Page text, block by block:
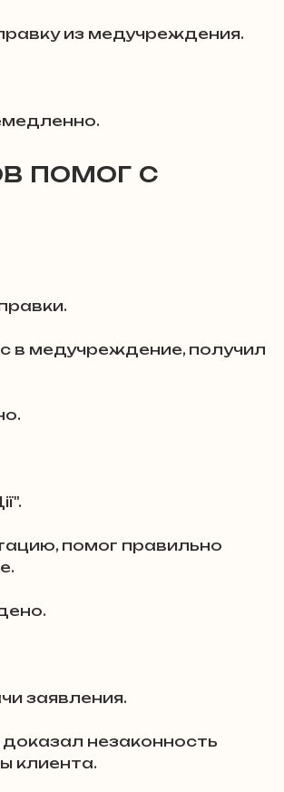
из медучреждения.
помог с
в медучреждение, получил
помог правильно
заявления.
доказал незаконность
клиента.